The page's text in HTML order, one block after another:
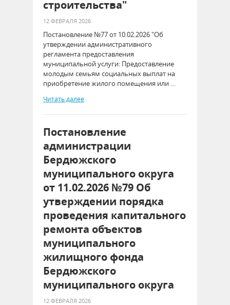
строительства"
12 ФЕВРАЛЯ 2026
Постановление №77 от 10.02.2026 "Об
утверждении административного
регламента предоставления
муниципальной услуги: Предоставление
молодым семьям социальных выплат на
приобретение жилого помещения или …
Читать далее
Постановление
администрации
Бердюжского
муниципального округа
от 11.02.2026 №79 Об
утверждении порядка
проведения капитального
ремонта объектов
муниципального
жилищного фонда
Бердюжского
муниципального округа
12 ФЕВРАЛЯ 2026